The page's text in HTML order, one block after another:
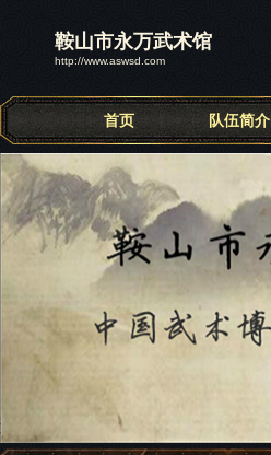
鞍山市永万武术馆
http://www.aswsd.com
首页 队伍简介
联系我们